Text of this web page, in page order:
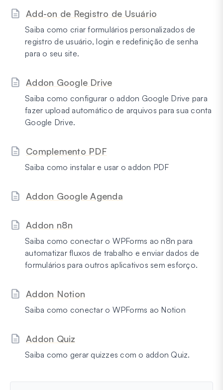
Add-on de Registro de Usuário
Saiba como criar formulários personalizados de
registro de usuário, login e redefinição de senha
para o seu site.
Addon Google Drive
Saiba como configurar o addon Google Drive para
fazer upload automático de arquivos para sua conta
Google Drive.
Complemento PDF
Saiba como instalar e usar o addon PDF
Addon Google Agenda
Addon n8n
Saiba como conectar o WPForms ao n8n para
automatizar fluxos de trabalho e enviar dados de
formulários para outros aplicativos sem esforço.
Addon Notion
Saiba como conectar o WPForms ao Notion
Addon Quiz
Saiba como gerar quizzes com o addon Quiz.